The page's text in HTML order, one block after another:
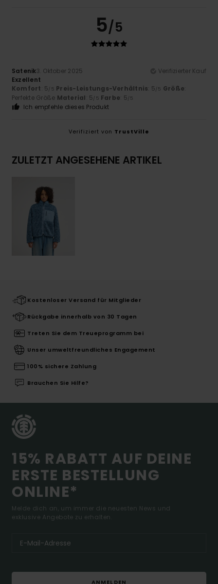
5/5
Satenik3. Oktober 2025
Verifizierter Kauf
Exzellent
Komfort: 5/5 Preis-Leistungs-Verhältnis: 5/5 Größe:
Perfekte Größe Material: 5/5 Farbe: 5/5
Ich empfehle dieses Produkt
Verifiziert von TrustVille
ZULETZT ANGESEHENE ARTIKEL
Kostenloser Versand für Mitglieder
Rückgabe innerhalb von 30 Tagen
Treten Sie dem Treueprogramm bei
Unser umweltfreundliches Engagement
100% sichere Zahlung
Brauchen Sie Hilfe?
15% RABATT AUF DEINE
ERSTE BESTELLUNG
ONLINE*
Melde dich an, um immer die neuesten News und
exklusive Angebote zu erhalten.
ANMELDEN